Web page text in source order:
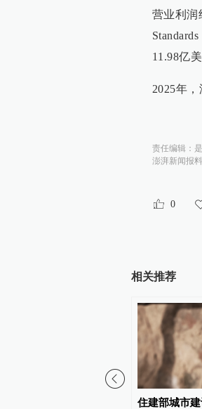
营业利润
11.98亿
2025年
责任编辑：
澎湃新闻报
0
相关推荐
住建部城市